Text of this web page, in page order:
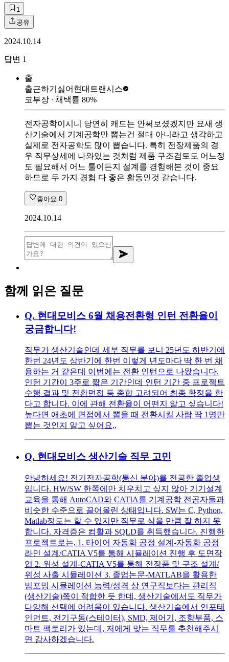
1
공유
2024.10.14
답변 1
출
출근하기싫어 현대트랜시스
코부장 ∙ 채택률 80%
전자공학이시니 당연히 캐드는 안써보셨겠지만 요새 생
산기술에서 기계공학만 뽑는건 절대 아니라고 생각하고
실제로 전자공학도 많이 뽑습니다. 특히 전장제품의 경
우 직무상세에 나와있는 것처럼 제품 구조검토도 어느정
도 필요해서 어느 툴이든지 설계를 경험해본 것이 중요
하므로 두 가지 경험 다 좋은 활동인것 같습니다.
좋아요 0
2024.10.14
함께 읽은 질문
Q. 현대모비스 6월 채용전환형 인턴 전환율이
궁금합니다!
직무가 생산기술인데 세부 직무를 보니 25년도 하반기에
한번 24년도 상반기에 한번 이렇게 년도마다 딱 한 번 채
용하는 거 같은데 이번에는 전환 인턴으로 나왔습니다.
인턴 기간이 3주로 짧은 기간인데 인턴 기간 중 프로젝트
수행 결과 및 전환면접 등 종합 고려되어 최종 확정을 한
다고 합니다. 이에 관해 전환율이 어떤지 알고 싶습니다!
높다면 애초에 면접에서 뽑을 때 전환시킬 사람 딱 1명만
뽑는 것인지 알고 싶어요,,
Q. 현대모비스 생산기술 직무 고민
안녕하세요! 전기전자공학(통신 분야)를 전공한 졸업생
입니다. HW/SW 한쪽에만 치우치고 싶지 않아 기기설계
교육을 통해 AutoCAD와 CATIA를 기계공학 전공자들과
비슷한 수준으로 끌어올린 상태입니다. SW는 C, Python,
Matlab정도는 할 수 있지만 직무로 삼을 만큼 잘 하지 못
합니다. 자격증은 컴활과 SQLD를 취득했습니다. 진행한
프로젝트로는, 1. 타이어 자동화 공정 설계-자동화 공정
라인 설계/CATIA V5를 통해 시뮬레이션 진행 후 도면작
업 2. 위성 설계-CATIA V5를 통해 전장품 및 구조 설계/
위성 사출 시뮬레이션 3. 졸업논문-MATLAB을 활용한
빔포밍 시뮬레이션 능력/성격 상 연구직보다는 관리직
(생산기술)쪽이 적합한 듯 한데, 생산기술에서도 직무가
다양해 선택에 어려움이 있습니다. 생산기술에서 인포테
인먼트, 전기구동(스테이터), SMD, 제어기, 조향부품, 스
마트 팩토리가 있는데, 저에게 맞는 직무를 추천해주시
면 감사하겠습니다.